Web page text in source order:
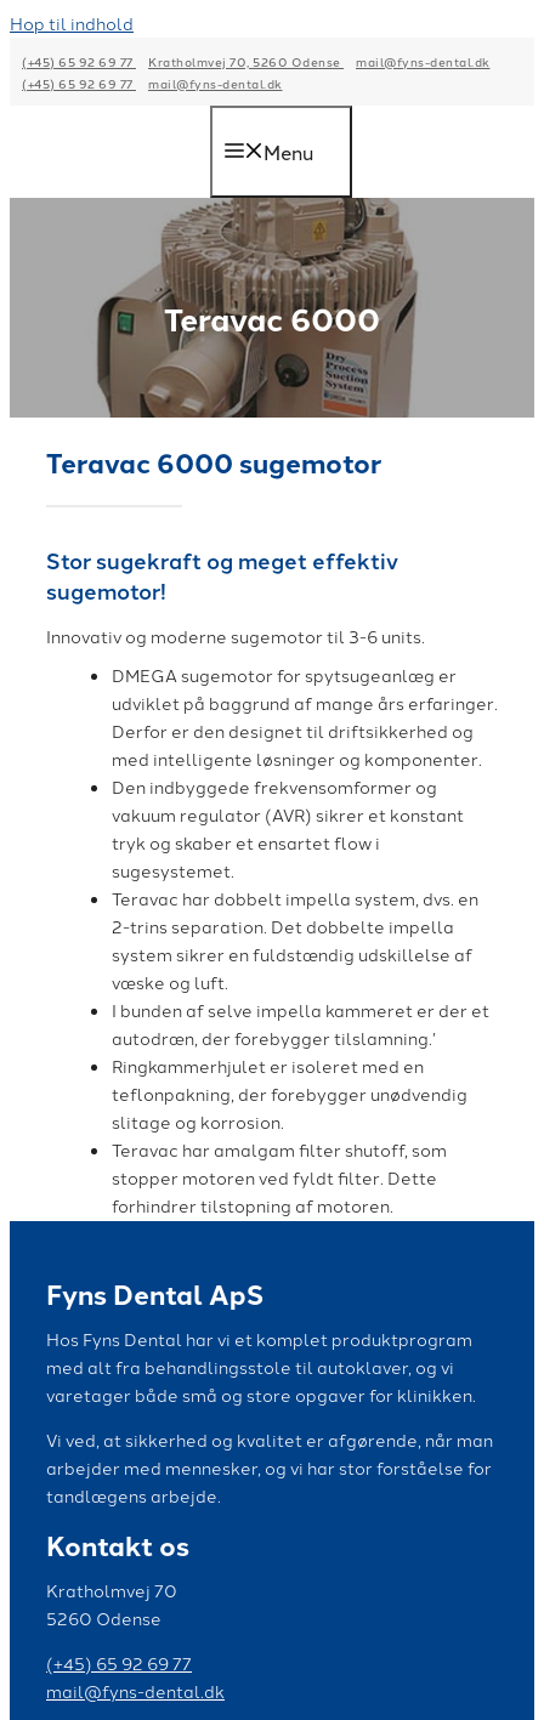
Hop til indhold
(+45) 65 92 69 77 Kratholmvej 70, 5260 Odense
mail@fyns-dental.dk
(+45) 65 92 69 77
mail@fyns-dental.dk
Menu
Teravac 6000
Teravac 6000 sugemotor
Stor sugekraft og meget effektiv
sugemotor!
Innovativ og moderne sugemotor til 3-6 units.
DMEGA sugemotor for spytsugeanlæg er
udviklet på baggrund af mange års erfaringer.
Derfor er den designet til driftsikkerhed og
med intelligente løsninger og komponenter.
Den indbyggede frekvensomformer og
vakuum regulator (AVR) sikrer et konstant
tryk og skaber et ensartet flow i
sugesystemet.
Teravac har dobbelt impella system, dvs. en
2-trins separation. Det dobbelte impella
system sikrer en fuldstændig udskillelse af
væske og luft.
I bunden af selve impella kammeret er der et
autodræn, der forebygger tilslamning.’
Ringkammerhjulet er isoleret med en
teflonpakning, der forebygger unødvendig
slitage og korrosion.
Teravac har amalgam filter shutoff, som
stopper motoren ved fyldt filter. Dette
forhindrer tilstopning af motoren.
Fyns Dental ApS
Hos Fyns Dental har vi et komplet produktprogram
med alt fra behandlingsstole til autoklaver, og vi
varetager både små og store opgaver for klinikken.
Vi ved, at sikkerhed og kvalitet er afgørende, når man
arbejder med mennesker, og vi har stor forståelse for
tandlægens arbejde.
Kontakt os
Kratholmvej 70
5260 Odense
(+45) 65 92 69 77
mail@fyns-dental.dk